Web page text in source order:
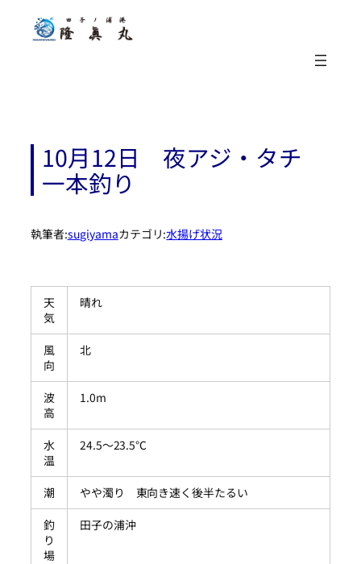
10月12日 夜アジ・タチ
一本釣り
執筆者:sugiyamaカテゴリ:水揚げ状況
天
気
晴れ
風
向
北
波
高
1.0m
水
温
24.5～23.5℃
潮
やや濁り 東向き速く後半たるい
釣
り
場
田子の浦沖